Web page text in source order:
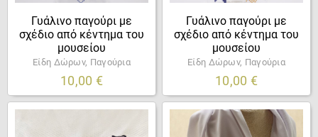
Γυάλινο παγούρι με
σχέδιο από κέντημα του
μουσείου
Είδη Δώρων, Παγούρια
10,00 €
Γυάλινο παγούρι με
σχέδιο από κέντημα του
μουσείου
Είδη Δώρων, Παγούρια
10,00 €